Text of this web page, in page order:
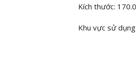
Kích thước:
Khu vực sử